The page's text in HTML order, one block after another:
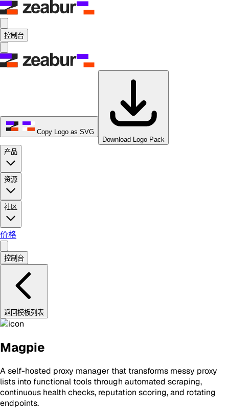
控制台
Copy Logo as SVG
Download Logo Pack
产品
资源
社区
价格
控制台
返回模板列表
Magpie
A self-hosted proxy manager that transforms messy proxy
lists into functional tools through automated scraping,
continuous health checks, reputation scoring, and rotating
endpoints.